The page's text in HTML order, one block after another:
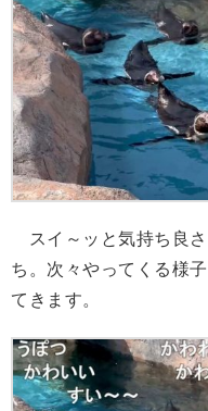
スイ～ッと気持ち良
ち。次々やってくる様
てきます。